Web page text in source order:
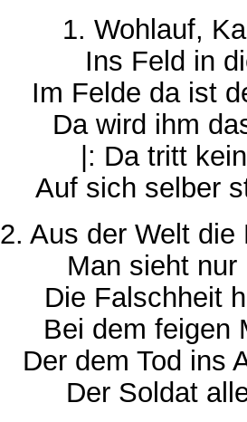
1. Wohlauf,
Ins Feld in
Im Felde da ist
Da wird ihm
|: Da tritt
Auf sich selber
2. Aus der Welt
Man sieht
Die Falschheit
Bei dem feigen
Der dem Tod ins
Der Soldat